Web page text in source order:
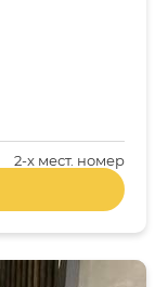
2-x мест. номер